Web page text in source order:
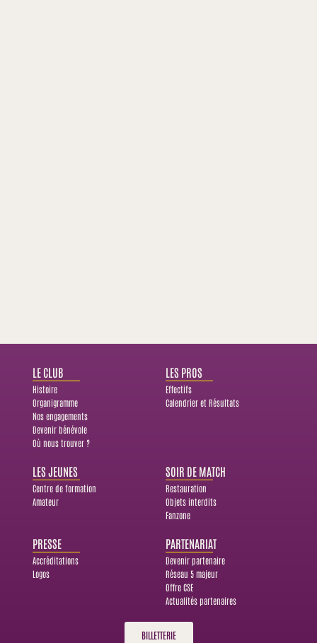
LE CLUB
Histoire
Organigramme
Nos engagements
Devenir bénévole
Où nous trouver ?
LES PROS
Effectifs
Calendrier et Résultats
LES JEUNES
Centre de formation
Amateur
SOIR DE MATCH
Restauration
Objets interdits
Fanzone
PRESSE
Accréditations
Logos
PARTENARIAT
Devenir partenaire
Réseau 5 majeur
Offre CSE
Actualités partenaires
BILLETTERIE